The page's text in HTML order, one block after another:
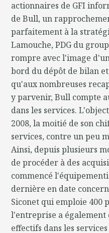
actionnaires de GFI
de Bull, un
parfaitement à la
Lamouche, PDG du
rompre avec l'image
bord du dépôt de bilan
qu'aux nombreuses
y parvenir, Bull compte
dans les services.
2008, la moitié de son
services, contre un peu
Ainsi, depuis plusieurs
de procéder à des
commencé
dernière en date
Siconet qui emploie 400
l'entreprise a également
effectifs dans les